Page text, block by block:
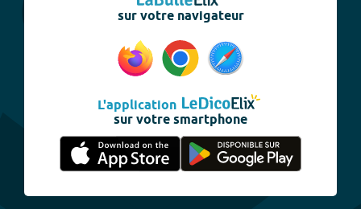
sur votre navigateur
L'application
sur votre smartphone